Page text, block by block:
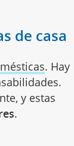
de casa
. Hay
y estas
.